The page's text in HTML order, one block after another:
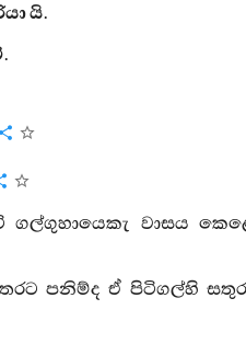
යි.
ගල්ගුහායෙකැ වාසය
පනිම්ද ඒ පිටිගල්හි